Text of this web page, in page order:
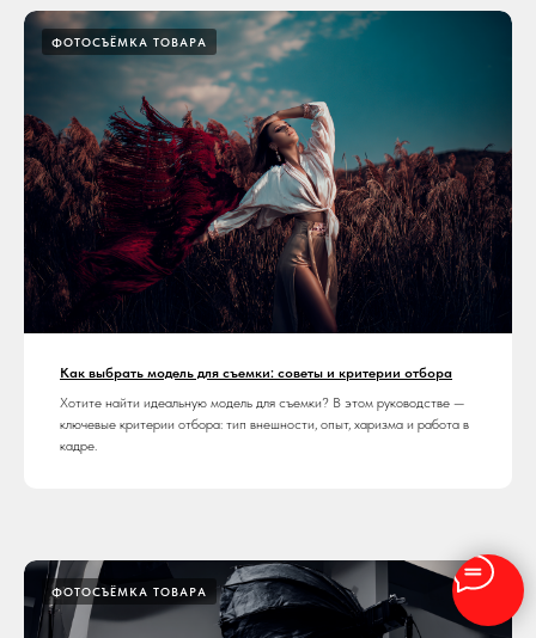
ФОТОСЪЁМКА ТОВАРА
Как выбрать модель для съемки: советы и критерии отбора
Хотите найти идеальную модель для съемки? В этом руководстве —
ключевые критерии отбора: тип внешности, опыт, харизма и работа в
кадре.
ФОТОСЪЁМКА ТОВАРА